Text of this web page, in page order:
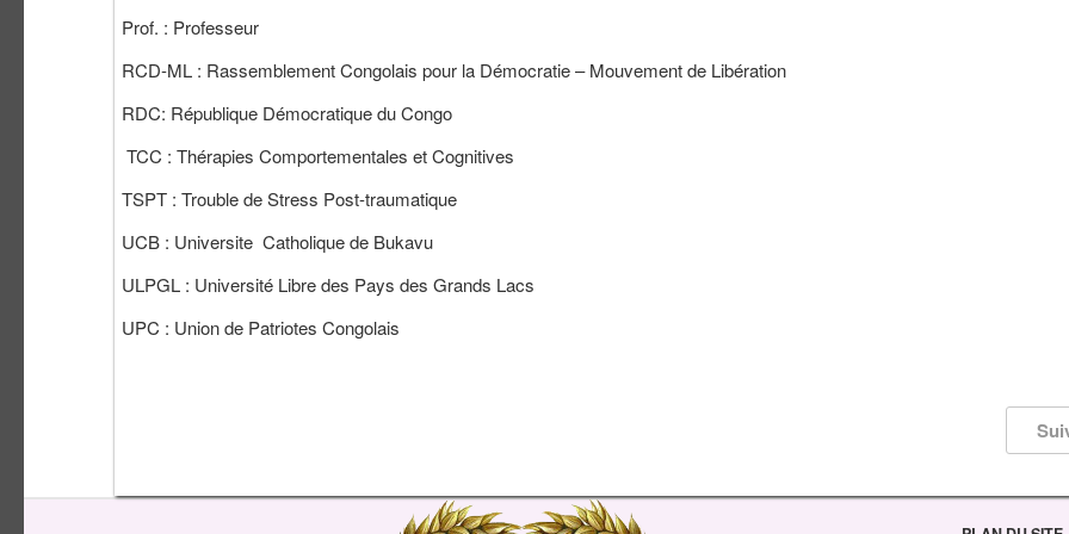
Prof. : Professeur
RCD-ML : Rassemblement Congolais pour la Démocratie – Mouvement de Libération
RDC: République Démocratique du Congo
TCC : Thérapies Comportementales et Cognitives
TSPT : Trouble de Stress Post-traumatique
UCB : Universite Catholique de Bukavu
ULPGL : Université Libre des Pays des Grands Lacs
UPC : Union de Patriotes Congolais